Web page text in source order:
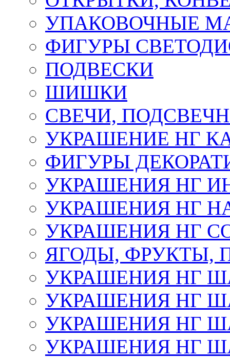
УПАКОВОЧНЫЕ
ФИГУРЫ
ПОДВЕСКИ
ШИШКИ
СВЕЧИ,
УКРАШЕНИЕ НГ
ФИГУРЫ
УКРАШЕНИЯ НГ
УКРАШЕНИЯ НГ
УКРАШЕНИЯ НГ
ЯГОДЫ, ФРУКТЫ,
УКРАШЕНИЯ НГ
УКРАШЕНИЯ НГ
УКРАШЕНИЯ НГ
УКРАШЕНИЯ НГ